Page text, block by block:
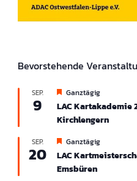
Bevorstehende
SEP.
9
H
e
r
v
r
g
e
h
Ganztägig
LAC Kartakademie
Kirchlengern
SEP.
20
H
e
r
v
Ganztägig
LAC
Emsbüren